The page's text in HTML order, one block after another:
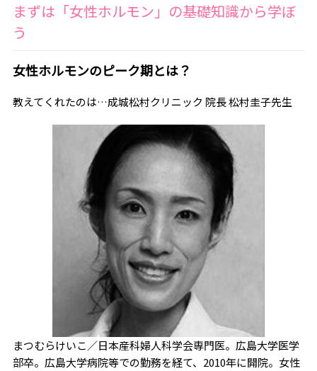
まずは「女性ホルモン」の基礎知識から学ぼ
う
女性ホルモンのピーク期とは？
教えてくれたのは…成城松村クリニック 院長 松村圭子先生
まつむらけいこ／日本産科婦人科学会専門医。広島大学医学
部卒。広島大学病院等での勤務を経て、2010年に開院。女性